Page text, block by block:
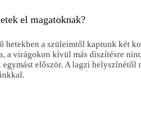
el magatoknak?
a szüleimtől kaptunk két
a virágokon kívül más diszítésre
először. A lagzi